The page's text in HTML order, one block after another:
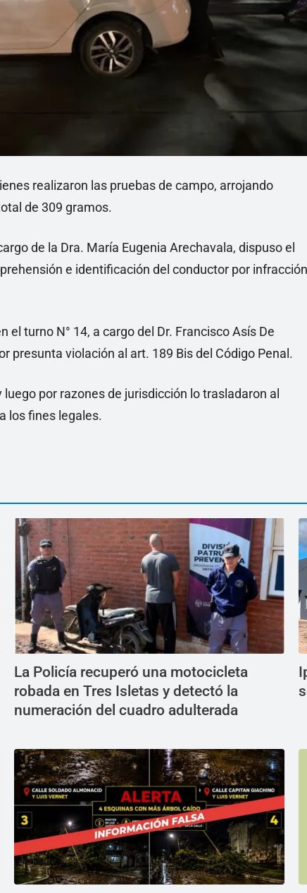
realizaron las pruebas de campo, arrojando
de 309 gramos.
de la Dra. María Eugenia Arechavala, dispuso el
e identificación del conductor por infracción
turno N° 14, a cargo del Dr. Francisco Asís De
presunta violación al art. 189 Bis del Código Penal.
por razones de jurisdicción lo trasladaron al
los fines legales.
La Policía recuperó una motocicleta
robada en Tres Isletas y detectó la
numeración del cuadro adulterada